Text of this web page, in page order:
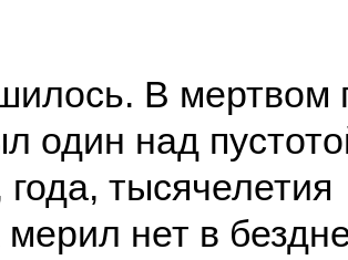
В мертвом
один над
тысячелетия
мерил нет в